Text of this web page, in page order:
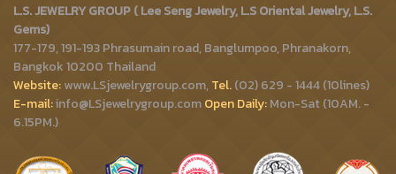
L.S. JEWELRY GROUP ( Lee Seng Jewelry, L.S Oriental Jewelry, L.S.
Gems)
177-179, 191-193 Phrasumain road, Banglumpoo, Phranakorn,
Bangkok 10200 Thailand
Website:www.LSjewelrygroup.com, Tel.(02) 629 - 1444 (10lines)
E-mail:info@LSjewelrygroup.comOpen Daily:Mon-Sat (10AM. -
6.15PM.)